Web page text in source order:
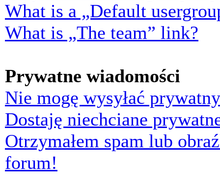
What is a „Default
What is „The team” link?
Prywatne wiadomości
Nie mogę wysyłać
Dostaję niechciane
Otrzymałem spam lub
forum!